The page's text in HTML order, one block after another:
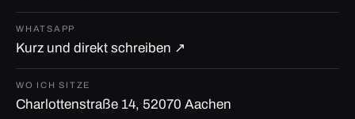
WHATSAPP
Kurz und direkt schreiben ↗
WO ICH SITZE
Charlottenstraße 14, 52070 Aachen